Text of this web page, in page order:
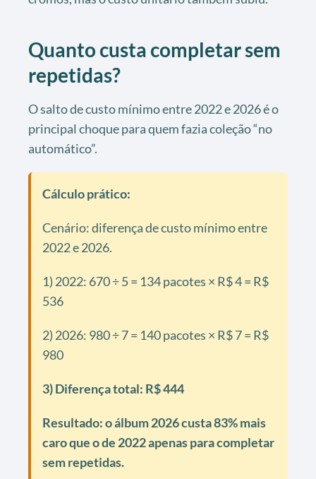
Quanto custa completar sem
repetidas?
O salto de custo mínimo entre 2022 e 2026 é o
principal choque para quem fazia coleção “no
automático”.
Cálculo prático:
Cenário: diferença de custo mínimo entre
2022 e 2026.
1) 2022: 670 ÷ 5 = 134 pacotes × R$ 4 = R$
536
2) 2026: 980 ÷ 7 = 140 pacotes × R$ 7 = R$
980
3) Diferença total: R$ 444
Resultado: o álbum 2026 custa 83% mais
caro que o de 2022 apenas para completar
sem repetidas.